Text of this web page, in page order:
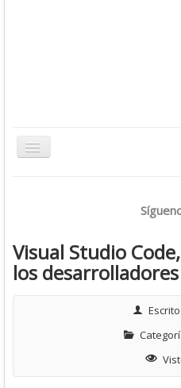
Toggle
Desarrollo
Ofimática
Virtualización
Visual Studio
los desarrolladores